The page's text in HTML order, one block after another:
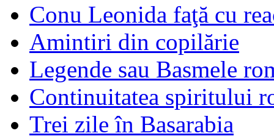
Conu Leonida faţă cu
Amintiri din copilărie
Legende sau Basmele
Continuitatea spiritului
Trei zile în Basarabia